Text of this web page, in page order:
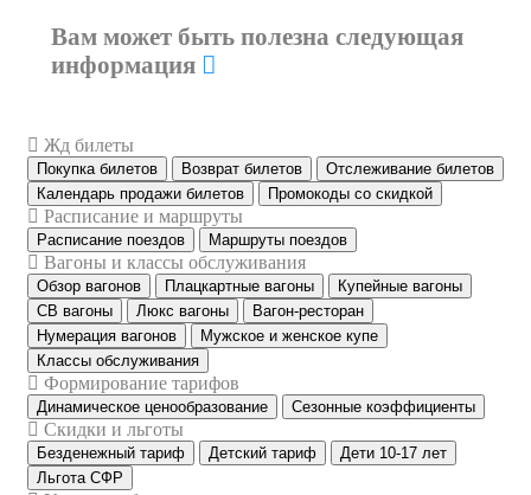
Вам может быть полезна следующая
информация
Жд билеты
Покупка билетов Возврат билетов
Отслеживание билетов
Календарь продажи билетов
Промокоды со скидкой
Расписание и маршруты
Расписание поездов Маршруты поездов
Вагоны и классы обслуживания
Обзор вагонов Плацкартные вагоны
Купейные вагоны
СВ вагоны
Люкс вагоны
Вагон-ресторан
Нумерация вагонов
Мужское и женское купе
Классы обслуживания
Формирование тарифов
Динамическое ценообразование Сезонные коэффициенты
Скидки и льготы
Безденежный тариф Детский тариф
Дети 10-17 лет
Льгота СФР